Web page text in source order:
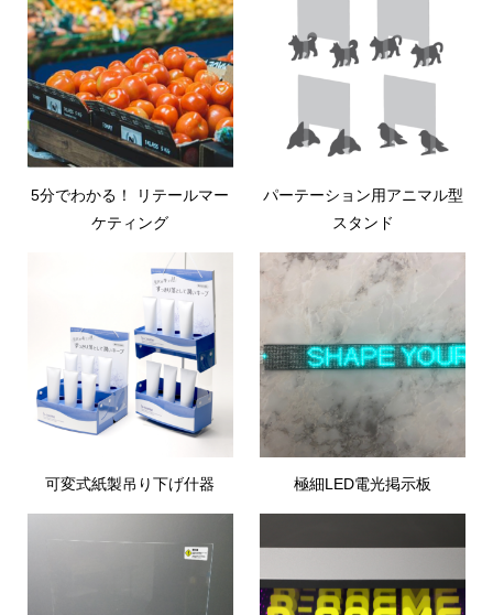
5分でわかる！ リテールマー
ケティング
パーテーション用アニマル型
スタンド
可変式紙製吊り下げ什器 極細LED電光掲示板